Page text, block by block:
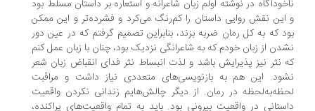
در نوشته اولم زبان شاعرانه و استعاره بر داستان مسلط بود
نقش روایی داستان را کم‌رنگ می‌کرد و فشرده‌تر و این ممکن
که به کل رمان ضربه بزند، بنابراین تصمیم گرفتم که در عین دور
از زبان خودم که به شاعرانگی نزدیک بود، چنان با زبان عمل کنم
نثر نیز پذیرایش باشد و لذت انبساط نثر فدای انقباض زبان شعر
این هم به بازنویسی‌های متعددی نیاز داشت و مراقبت
در رمان. از دیگر چالش‌هایم زندانی نکردن واقعیت
در واقعیت بیرونی بود. باید به تمام واقعیت‌های پراکنده،